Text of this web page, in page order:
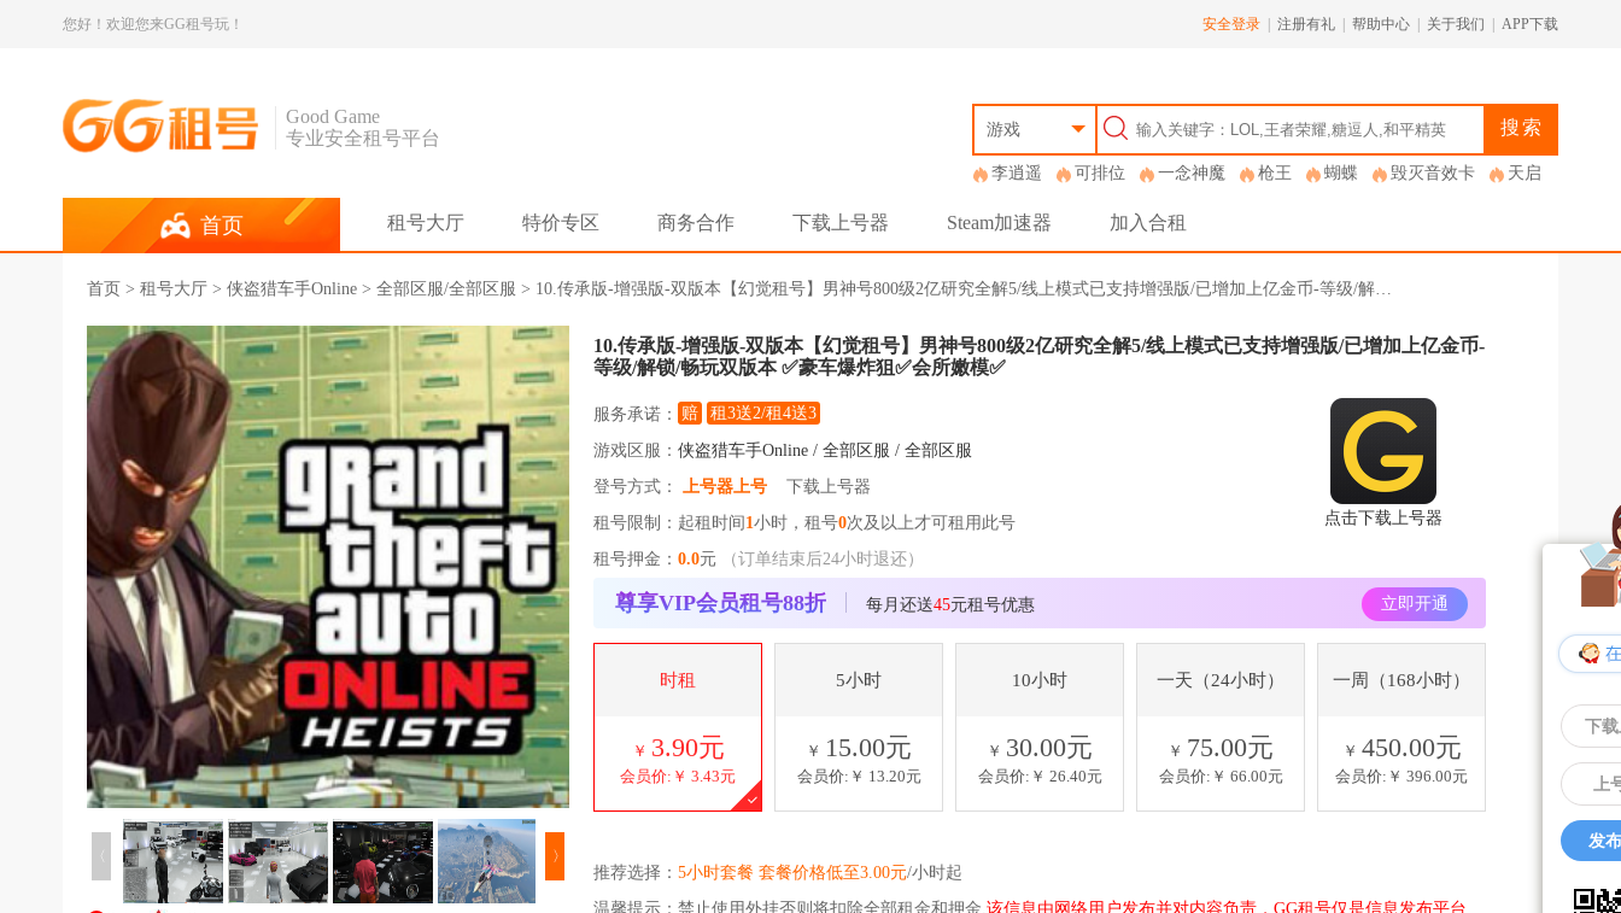
您好！欢迎您来GG租号玩！ 安全登录 注册有礼 帮助中心 关于我们 APP下载
Good Game
专业安全租号平台
游戏 搜索
李逍遥 可排位 一念神魔 枪王 蝴蝶 毁灭音效卡 天启
首页 租号大厅 特价专区 商务合作 下载上号器 Steam加速器 加入合租
首页 > 租号大厅 > 侠盗猎车手Online > 全部区服/全部区服 > 10.传承版-增强版-双版本【幻觉租号】男神号800级2亿研究全解5/线上模式已支持增强版/已增加上亿金币-等级/解…
〈 〉
点击下载上号器
10.传承版-增强版-双版本【幻觉租号】男神号800级2亿研究全解5/线上模式已支持增强版/已增加上亿金币-
等级/解锁/畅玩双版本 ✅豪车爆炸狙✅会所嫩模✅
服务承诺： 赔 租3送2/租4送3
游戏区服： 侠盗猎车手Online / 全部区服 / 全部区服
登号方式：
上号器上号
下载上号器
租号限制：起租时间 1小时，租号0次及以上才可租用此号
租号押金： 0.0元 （订单结束后24小时退还）
尊享VIP会员租号88折 每月还送45元租号优惠 立即开通
时租
￥ 3.90元
会员价:￥ 3.43元
5小时
￥ 15.00元
会员价:￥ 13.20元
10小时
￥ 30.00元
会员价:￥ 26.40元
一天（24小时）
￥ 75.00元
会员价:￥ 66.00元
一周（168小时）
￥ 450.00元
会员价:￥ 396.00元
推荐选择： 5小时套餐 套餐价格低至3.00元/小时起
温馨提示：禁止使用外挂否则将扣除全部租金和押金,该信息由网络用户发布并对内容负责，GG租号仅是信息发布平台
下
上
发